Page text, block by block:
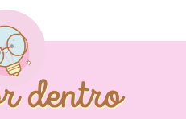
DENTRO